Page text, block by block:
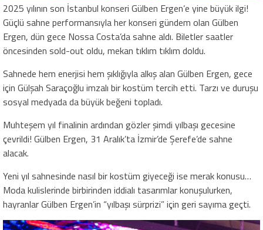
2025 yılının son İstanbul konseri Gülben Ergen’e yine büyük ilgi!
Güçlü sahne performansıyla her konseri gündem olan Gülben
Ergen, dün gece Nossa Costa’da sahne aldı. Biletler saatler
öncesinden sold-out oldu, mekan tıklım tıklım doldu.
Sahnede hem enerjisi hem şıklığıyla alkış alan Gülben Ergen, gece
için Gülşah Saraçoğlu imzalı bir kostüm tercih etti. Tarzı ve duruşu
sosyal medyada da büyük beğeni topladı.
Muhteşem yıl finalinin ardından gözler şimdi yılbaşı gecesine
çevrildi! Gülben Ergen, 31 Aralık’ta İzmir’de Şerefe’de sahne
alacak.
Yeni yıl sahnesinde nasıl bir kostüm giyeceği ise merak konusu…
Moda kulislerinde birbirinden iddialı tasarımlar konuşulurken,
hayranlar Gülben Ergen’in “yılbaşı sürprizi” için geri sayıma geçti.